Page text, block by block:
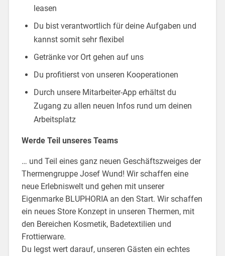
leasen
Du bist verantwortlich für deine Aufgaben und
kannst somit sehr flexibel
Getränke vor Ort gehen auf uns
Du profitierst von unseren Kooperationen
Durch unsere Mitarbeiter-App erhältst du
Zugang zu allen neuen Infos rund um deinen
Arbeitsplatz
Werde Teil unseres Teams
… und Teil eines ganz neuen Geschäftszweiges der
Thermengruppe Josef Wund! Wir schaffen eine
neue Erlebniswelt und gehen mit unserer
Eigenmarke BLUPHORIA an den Start. Wir schaffen
ein neues Store Konzept in unseren Thermen, mit
den Bereichen Kosmetik, Badetextilien und
Frottierware.
Du legst wert darauf, unseren Gästen ein echtes